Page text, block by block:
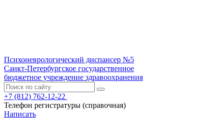
Психоневрологический диспансер №5
Санкт-Петербургское государственное
бюджетное учреждение здравоохранения
+7 (812) 762-12-22
Телефон регистратуры (справочная)
Написать